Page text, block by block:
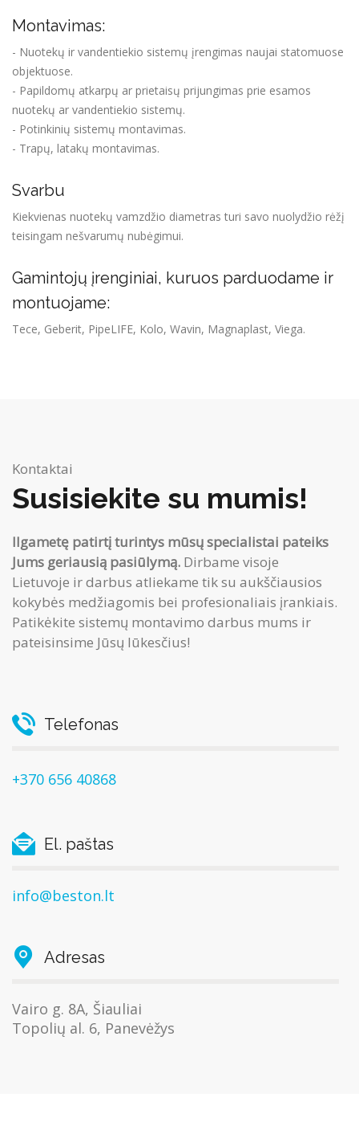
Montavimas:
- Nuotekų ir vandentiekio sistemų įrengimas naujai statomuose
objektuose.
- Papildomų atkarpų ar prietaisų prijungimas prie esamos
nuotekų ar vandentiekio sistemų.
- Potinkinių sistemų montavimas.
- Trapų, latakų montavimas.
Svarbu
Kiekvienas nuotekų vamzdžio diametras turi savo nuolydžio rėžį
teisingam nešvarumų nubėgimui.
Gamintojų įrenginiai, kuruos parduodame ir
montuojame:
Tece, Geberit, PipeLIFE, Kolo, Wavin, Magnaplast, Viega.
Kontaktai
Susisiekite su mumis!
Ilgametę patirtį turintys mūsų specialistai pateiks
Jums geriausią pasiūlymą. Dirbame visoje
Lietuvoje ir darbus atliekame tik su aukščiausios
kokybės medžiagomis bei profesionaliais įrankiais.
Patikėkite sistemų montavimo darbus mums ir
pateisinsime Jūsų lūkesčius!
Telefonas
+370 656 40868
El. paštas
info@beston.lt
Adresas
Vairo g. 8A, Šiauliai
Topolių al. 6, Panevėžys